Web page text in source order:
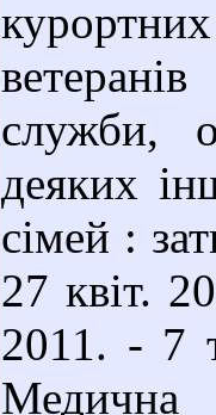
курортних
служби,
деяких
сімей :
27 квіт.
2011. -
Медична